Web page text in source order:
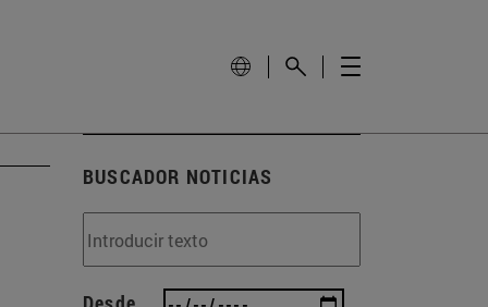
BUSCADOR NOTICIAS